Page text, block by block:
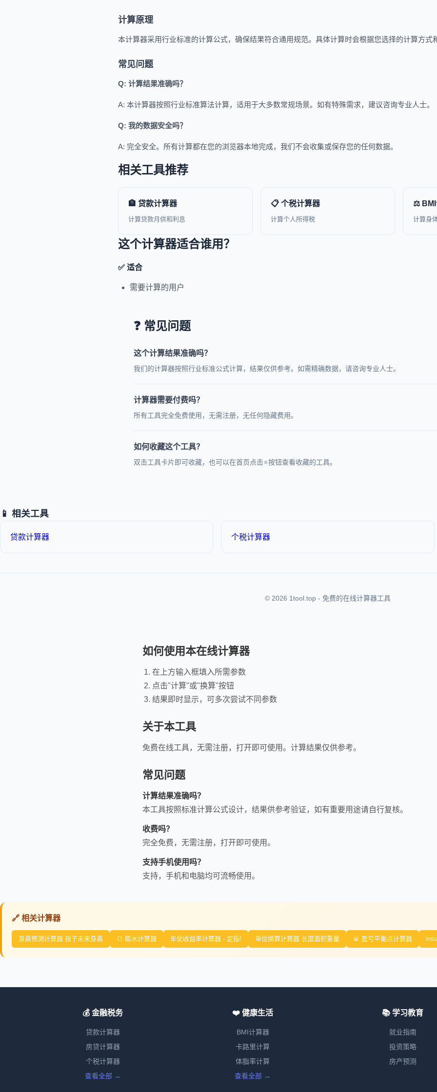
计算原理
本计算器采用行业标准的计算公式，确保结果符合通用规范。具体计算时会根据您选择的计算方式
常见问题
Q: 计算结果准确吗？
A: 本计算器按照行业标准算法计算，适用于大多数常规场景。如有特殊需求，建议咨询专业人士。
Q: 我的数据安全吗？
A: 完全安全。所有计算都在您的浏览器本地完成，我们不会收集或保存您的任何数据。
相关工具推荐
🏦 贷款计算器
计算贷款月供和利息
📋 个税计算器
计算个人所得税
⚖️ BMI
计算身
这个计算器适合谁用？
✅ 适合
需要计算的用户
❓ 常见问题
这个计算结果准确吗？
我们的计算器按照行业标准公式计算，结果仅供参考。如需精确数据，请咨询专业人士。
计算器需要付费吗？
所有工具完全免费使用，无需注册，无任何隐藏费用。
如何收藏这个工具？
双击工具卡片即可收藏，也可以在首页点击⭐按钮查看收藏的工具。
📱 相关工具
贷款计算器 个税计算器
© 2026 1tool.top - 免费的在线计算器工具
如何使用本在线计算器
在上方输入框填入所需参数
点击"计算"或"换算"按钮
结果即时显示，可多次尝试不同参数
关于本工具
免费在线工具，无需注册，打开即可使用。计算结果仅供参考。
常见问题
计算结果准确吗？
本工具按照标准计算公式设计，结果供参考验证，如有重要用途请自行复核。
收费吗？
完全免费，无需注册，打开即可使用。
支持手机使用吗？
支持，手机和电脑均可流畅使用。
🔗 相关计算器
身高预测计算器 孩子未来身高 🍞 碳水计算器 年化收益率计算器 - 定投/ 单位换算计算器 长度面积重量 📊 盈亏平衡点计算器
💰 金融税务
贷款计算器
房贷计算器
个税计算器
查看全部 →
❤️ 健康生活
BMI计算器
卡路里计算
体脂率计算
查看全部 →
📚 学习教育
就业指南
投资策略
房产预测